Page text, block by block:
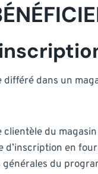
dans un
du
d’inscription en
du